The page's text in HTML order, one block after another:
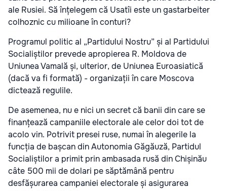
ale Rusiei. Să înțelegem că Usatîi este un gastarbeiter
colhoznic cu milioane în conturi?
Programul politic al „Partidului Nostru” și al Partidului
Socialiștilor prevede apropierea R. Moldova de
Uniunea Vamală și, ulterior, de Uniunea Euroasiatică
(dacă va fi formată) - organizații în care Moscova
dictează regulile.
De asemenea, nu e nici un secret că banii din care se
finanțează campaniile electorale ale celor doi tot de
acolo vin. Potrivit presei ruse, numai în alegerile la
funcția de bașcan din Autonomia Găgăuză, Partidul
Socialiștilor a primit prin ambasada rusă din Chișinău
câte 500 mii de dolari pe săptămână pentru
desfășurarea campaniei electorale și asigurarea